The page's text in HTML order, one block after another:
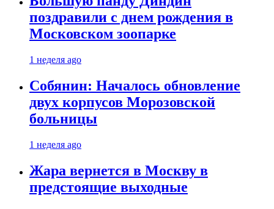
поздравили с днем рождения в
Московском зоопарке
1 неделя ago
Собянин: Началось обновление
двух корпусов Морозовской
больницы
1 неделя ago
Жара вернется в Москву в
предстоящие выходные